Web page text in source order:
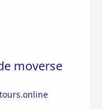
moverse